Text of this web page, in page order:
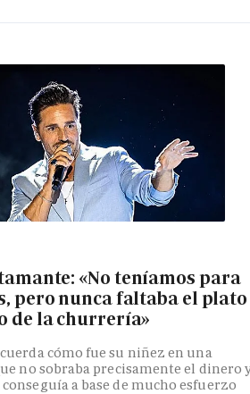
«No teníamos para
pero nunca faltaba el plato
de la churrería»
cómo fue su niñez en una
no sobraba precisamente el dinero
a base de mucho esfuerzo